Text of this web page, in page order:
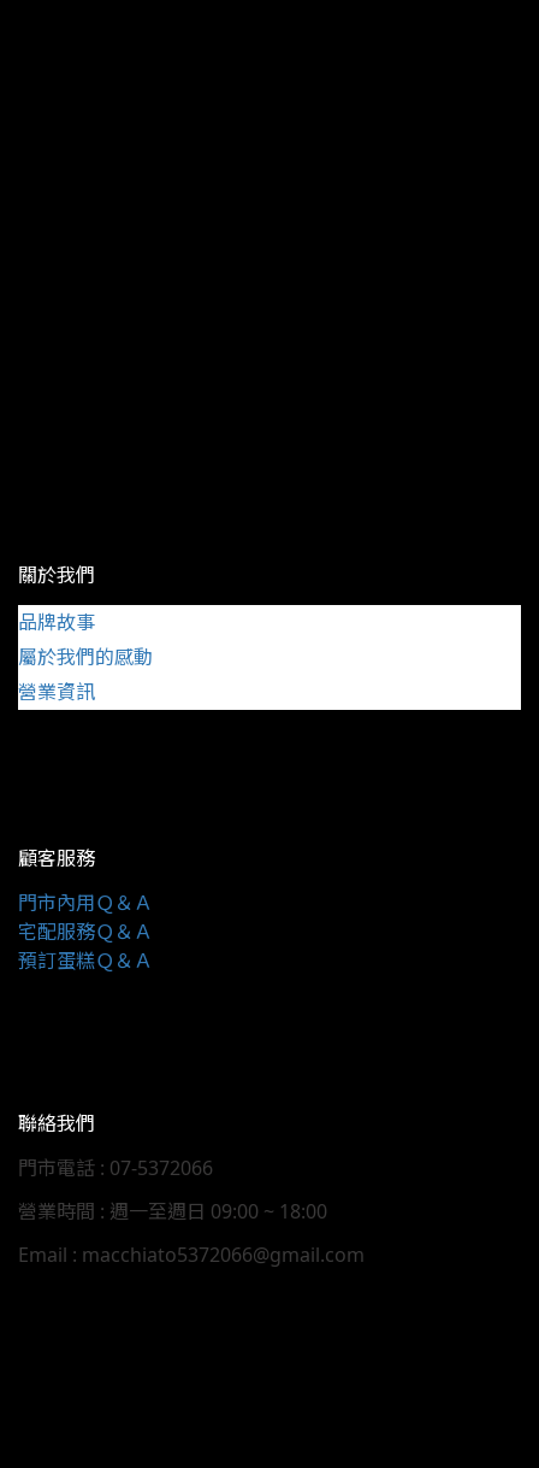
關於我們
品牌故事
屬於我們的感動
營業資訊
顧客服務
門市內用Ｑ＆Ａ
宅配服務Ｑ＆Ａ
預訂蛋糕Ｑ＆Ａ
聯絡我們
門市電話 : 07-5372066
營業時間 : 週一至週日 09:00 ~ 18:00
Email : macchiato5372066@gmail.com